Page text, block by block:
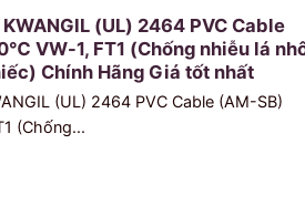
(UL) 2464 PVC Cable
VW-1, FT1 (Chống nhiễu lá
Chính Hãng Giá tốt nhất
(UL) 2464 PVC Cable (AM-SB)
(Chống...